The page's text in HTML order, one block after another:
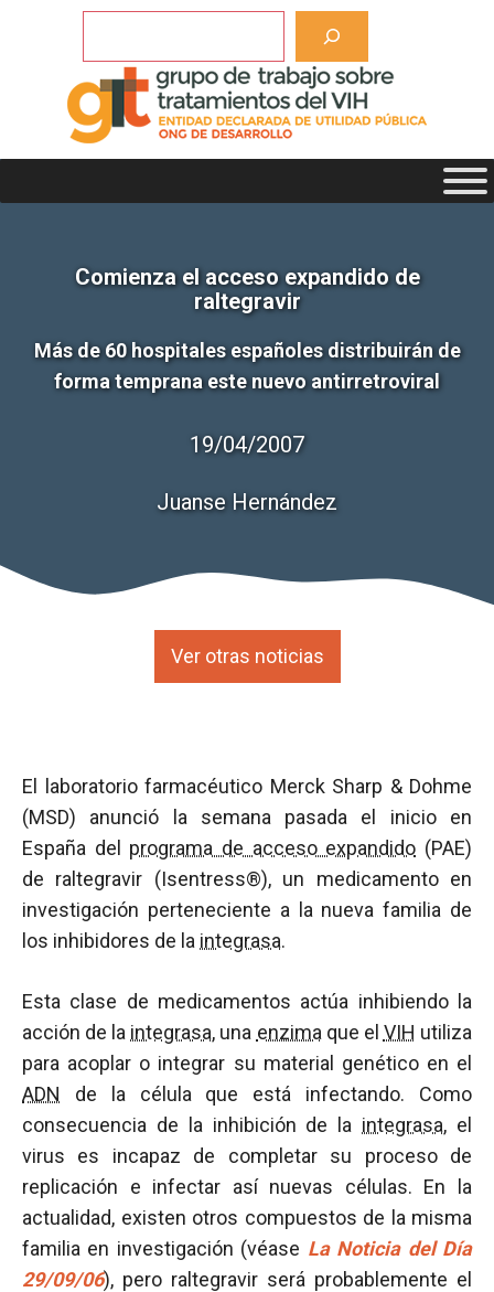
Comienza el acceso expandido de
raltegravir
Más de 60 hospitales españoles distribuirán de
forma temprana este nuevo antirretroviral
19/04/2007
Juanse Hernández
Ver otras noticias
El laboratorio farmacéutico Merck Sharp & Dohme
(MSD) anunció la semana pasada el inicio en
España del programa de acceso expandido (PAE)
de raltegravir (Isentress®), un medicamento en
investigación perteneciente a la nueva familia de
los inhibidores de la integrasa.
Esta clase de medicamentos actúa inhibiendo la
acción de la integrasa, una enzima que el VIH utiliza
para acoplar o integrar su material genético en el
ADN de la célula que está infectando. Como
consecuencia de la inhibición de la integrasa, el
virus es incapaz de completar su proceso de
replicación e infectar así nuevas células. En la
actualidad, existen otros compuestos de la misma
familia en investigación (véase La Noticia del Día
29/09/06), pero raltegravir será probablemente el